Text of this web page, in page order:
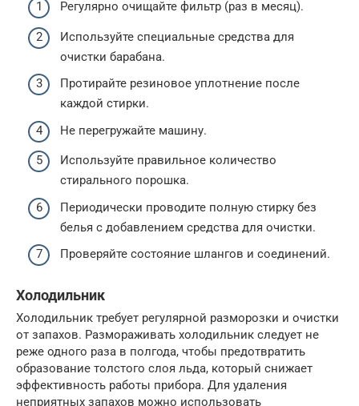
Регулярно очищайте фильтр (раз в месяц).
Используйте специальные средства для
очистки барабана.
Протирайте резиновое уплотнение после
каждой стирки.
Не перегружайте машину.
Используйте правильное количество
стирального порошка.
Периодически проводите полную стирку без
белья с добавлением средства для очистки.
Проверяйте состояние шлангов и соединений.
Холодильник
Холодильник требует регулярной разморозки и очистки
от запахов. Размораживать холодильник следует не
реже одного раза в полгода, чтобы предотвратить
образование толстого слоя льда, который снижает
эффективность работы прибора. Для удаления
неприятных запахов можно использовать